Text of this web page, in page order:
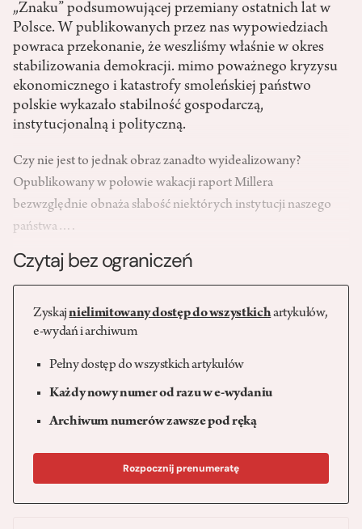
„Znaku” podsumowującej przemiany ostatnich lat w
Polsce. W publikowanych przez nas wypowiedziach
powraca przekonanie, że weszliśmy właśnie w okres
stabilizowania demokracji. mimo poważnego kryzysu
ekonomicznego i katastrofy smoleńskiej państwo
polskie wykazało stabilność gospodarczą,
instytucjonalną i polityczną.
Czy nie jest to jednak obraz zanadto wyidealizowany?
Opublikowany w połowie wakacji raport Millera
bezwzględnie obnaża słabość niektórych instytucji naszego
państwa….
Czytaj bez ograniczeń
Zyskajnielimitowany dostęp do wszystkichartykułów,
e-wydań i archiwum
Pełny dostęp do wszystkich artykułów
Każdy nowy numer od razu w e-wydaniu
Archiwum numerów zawsze pod ręką
Rozpocznij prenumeratę